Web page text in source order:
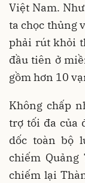
Việt Nam.
ta chọc thủng
phải rút khỏi
đầu tiên ở
gồm hơn 10
Không chấp
trợ tối đa của
dốc toàn bộ
chiếm
chiếm lại